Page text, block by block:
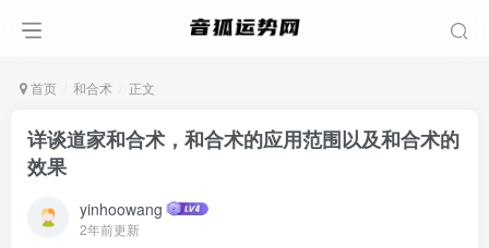
首页 和合术 正文
详谈道家和合术，和合术的应用范围以及和合术的
效果
yinhoowang
2年前更新